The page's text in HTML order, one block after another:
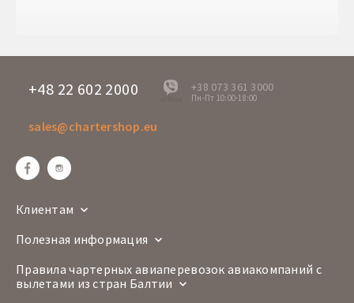
Врема вылета
Boeing 737-800
Brno
Авиакомпания
Boeing 737-800
+48 22 602 2000
offline
+38 073 361 3000
Пн-Пт 10:00-18:00
sales@chartershop.eu
Клиентам
Полезная информация
Правила чартерных авиаперевозок авиакомпаний с
вылетами из стран Балтии